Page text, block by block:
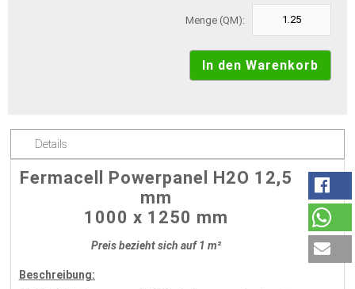
Menge (QM):
Details
Fermacell Powerpanel H2O 12,5
mm
1000 x 1250 mm
Preis bezieht sich auf 1 m²
Beschreibung: